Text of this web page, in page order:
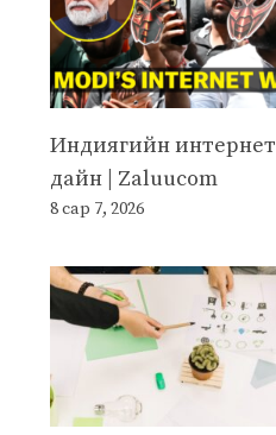
Индиягийн интернет
дайн | Zaluucom
8 сар 7, 2026